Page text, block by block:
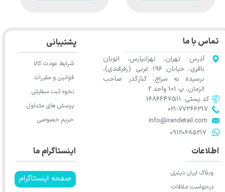
تماس با ما
آدرس: تهران، تهرانپارس، اتوبان
باقری، خیابان 196 غربی (زفرقندی)،
نرسیده به سراج، کنارگذر صاحب
الزمان، پ 101 واحد 2
​​​​​​​info@irandetail.com
021-77366317​​​​​​​​​​​​​​​​​​​​​
​​​​​​​09120685217​​​​​​​
کد پستی: 1686647511
اینستاگرام ما
صفحه اینستاگرام
اطلاعات
وبلاگ ایران دیتیل
درخواست ملاقات
پشتیبانی
شرایط عودت کالا
قوانین و مقررات
نحوه ثبت سفارش
پرسش های متداول
حریم خصوصی